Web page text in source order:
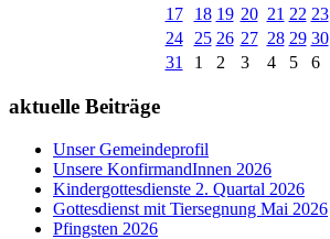
17
18 19 20 21 22 23
24
25 26 27 28 29 30
31
1 2 3 4 5 6
aktuelle Beiträge
Unser Gemeindeprofil
Unsere KonfirmandInnen 2026
Kindergottesdienste 2. Quartal 2026
Gottesdienst mit Tiersegnung Mai 2026
Pfingsten 2026